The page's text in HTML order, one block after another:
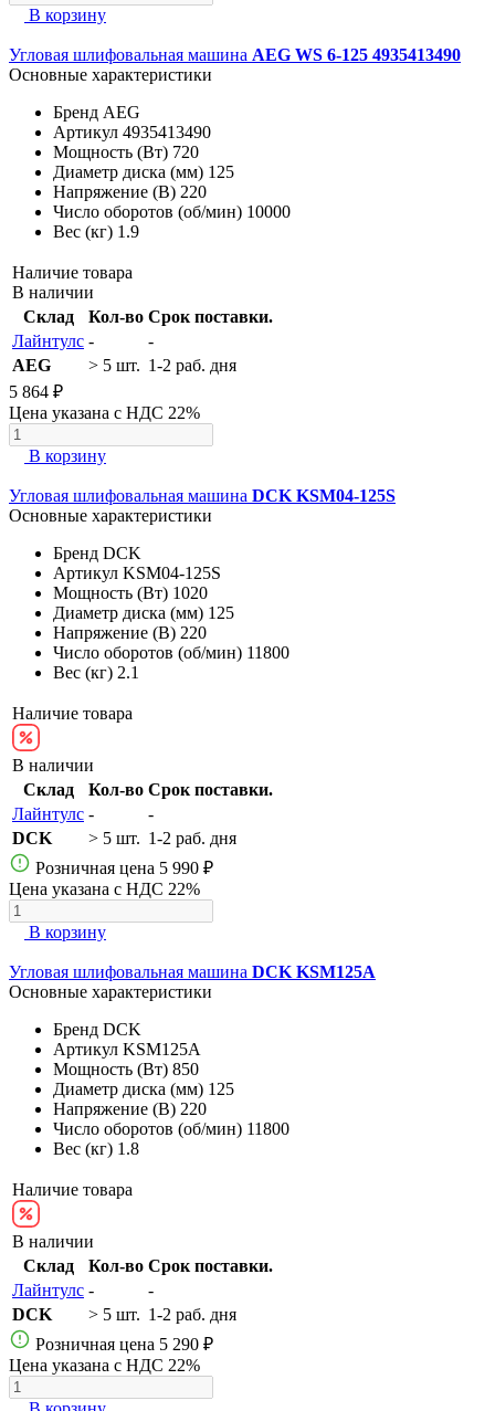
В корзину
Угловая шлифовальная машина AEG WS 6-125 4935413490
Основные характеристики
Бренд AEG
Артикул 4935413490
Мощность (Вт) 720
Диаметр диска (мм) 125
Напряжение (В) 220
Число оборотов (об/мин) 10000
Вес (кг) 1.9
Наличие товара
В наличии
Склад
Кол-во Срок поставки.
Лайнтулс -
-
AEG
> 5 шт. 1-2 раб. дня
5 864 ₽
Цена указана с НДС 22%
В корзину
Угловая шлифовальная машина DCK KSM04-125S
Основные характеристики
Бренд DCK
Артикул KSM04-125S
Мощность (Вт) 1020
Диаметр диска (мм) 125
Напряжение (В) 220
Число оборотов (об/мин) 11800
Вес (кг) 2.1
Наличие товара
В наличии
Склад
Кол-во Срок поставки.
Лайнтулс -
-
DCK
> 5 шт. 1-2 раб. дня
Розничная цена 5 990 ₽
Цена указана с НДС 22%
В корзину
Угловая шлифовальная машина DCK KSM125A
Основные характеристики
Бренд DCK
Артикул KSM125A
Мощность (Вт) 850
Диаметр диска (мм) 125
Напряжение (В) 220
Число оборотов (об/мин) 11800
Вес (кг) 1.8
Наличие товара
В наличии
Склад
Кол-во Срок поставки.
Лайнтулс -
-
DCK
> 5 шт. 1-2 раб. дня
Розничная цена 5 290 ₽
Цена указана с НДС 22%